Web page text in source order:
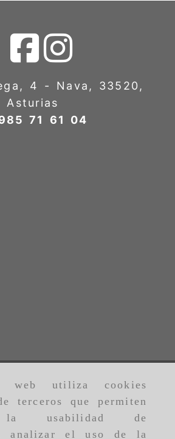
web utiliza cookies
terceros que permiten
la usabilidad de
analizar el uso de la
4 - Nava, 33520,
Asturias
71 61 04